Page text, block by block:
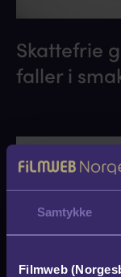
Samtykke
Filmweb
Skattefrie
faller i